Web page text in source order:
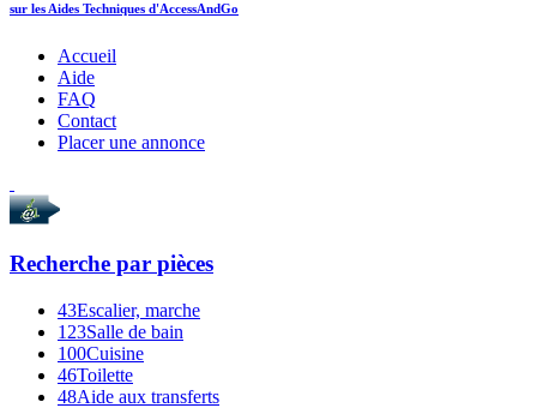
sur les Aides Techniques d'AccessAndGo
Accueil
Aide
FAQ
Contact
Placer une annonce
Recherche par pièces
43Escalier, marche
123Salle de bain
100Cuisine
46Toilette
48Aide aux transferts